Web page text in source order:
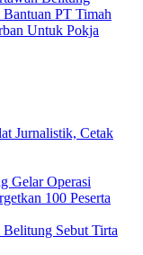
PT Timah
Untuk Pokja
Jurnalistik, Cetak
Gelar Operasi
100 Peserta
Sebut Tirta